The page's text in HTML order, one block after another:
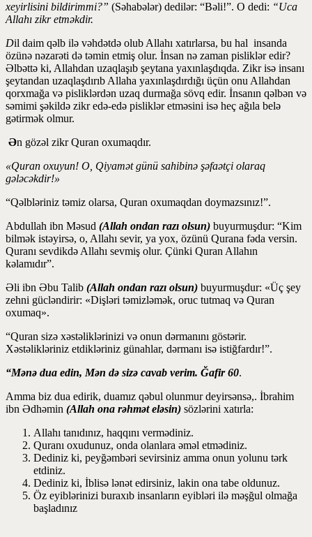
xeyirlisini bil­d­­i­rimmi?” (Səhabə­lər) dedilər: “Bəli!”. O dedi: “Uca
Allahı zikr et­məkdir.
Dil daim qəlb ilə vəhdətdə olub Allahı xatırlarsa, bu hal insanda
özünə nəzarəti də təmin etmiş olur. İnsan nə zaman pisliklər edir?
Əlbəttə ki, Allahdan uzaqlaşıb şeytana yaxınlaşdıqda. Zikr isə insanı
şeytandan uzaqlaşdırıb Allaha yaxınlaşdırdığı üçün onu Allahdan
qorxmağa və pisliklərdən uzaq durmağa sövq edir. İnsanın qəlbən və
səmimi şəkildə zikr edə-edə pisliklər etməsini isə heç ağıla belə
gətirmək olmur.
Ən gözəl zikr Quran oxumaqdır.
«Quran oxuyun! O, Qiyamət günü sahibinə şəfaətçi olaraq
gələcəkdir!»
“Qəlbləriniz təmiz olarsa, Quran oxumaqdan doymazsınız!”.
Abdullah ibn Məsud (Allah ondan razı olsun) buyurmuşdur: “Kim
bilmək istəyirsə, o, Allahı sevir, ya yox, özünü Qurana fəda versin.
Quranı sevdikdə Allahı sevmiş olur. Çünki Quran Allahın
kəlamıdır”.
Əli ibn Əbu Talib (Allah ondan razı olsun) buyurmuşdur: «Üç şey
zehni gücləndirir: «Dişləri təmizləmək, oruc tutmaq və Quran
oxumaq».
“Quran sizə xəstəliklərinizi və onun dərmanını göstərir.
Xəstəlikləriniz etdikləriniz günahlar, dərmanı isə istiğfardır!”.
“Mənə dua edin, Mən də sizə cavab verim. Ğafir 60.
Amma biz dua edirik, duamız qəbul olunmur deyirsənsə,. İbrahim
ibn Ədhəmin (Allah ona rəhmət eləsin) sözlərini xatırla:
Allahı tanıdınız, haqqını vermədiniz.
Quranı oxudunuz, onda olanlara əməl etmədiniz.
Dediniz ki, peyğəmbəri sevirsiniz amma onun yolunu tərk
etdiniz.
Dediniz ki, İblisə lənət edirsiniz, lakin ona tabe oldunuz.
Öz eyiblərinizi buraxıb insanların eyibləri ilə məşğul olmağa
başladınız